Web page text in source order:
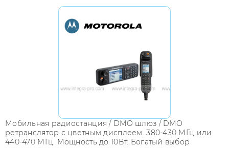
Мобильная радиостанция / DMO шлюз / DMO
ретранслятор с цветным дисплеем. 380-430 МГц или
440-470 МГц. Мощность до 10Вт. Богатый выбор